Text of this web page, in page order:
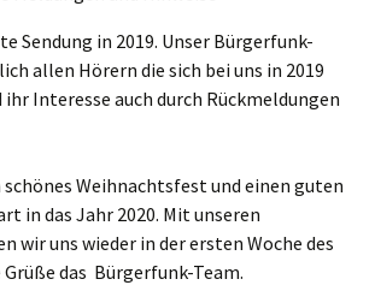
Sendung in 2019. Unser Bürgerfunk-
allen Hörern die sich bei uns in 2019
Interesse auch durch Rückmeldungen
schönes Weihnachtsfest und einen guten
in das Jahr 2020. Mit unseren
wir uns wieder in der ersten Woche des
das Bürgerfunk-Team.